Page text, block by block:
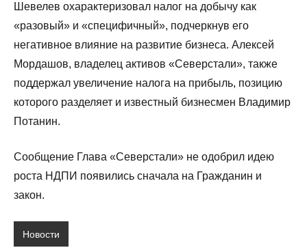
Шевелев охарактеризовал налог на добычу как
«разовый» и «специфичный», подчеркнув его
негативное влияние на развитие бизнеса. Алексей
Мордашов, владелец активов «Северстали», также
поддержал увеличение налога на прибыль, позицию
которого разделяет и известный бизнесмен Владимир
Потанин.
Сообщение Глава «Северстали» не одобрил идею
роста НДПИ появились сначала на Гражданин и
закон.
Новости